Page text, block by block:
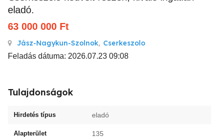
eladó.
63 000 000 Ft
Jász-Nagykun-Szolnok, Cserkeszolo
Feladás dátuma: 2026.07.23 09:08
Tulajdonságok
Hirdetés típus eladó
Alapterület 135